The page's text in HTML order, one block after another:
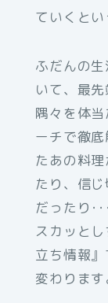
ていくとい
ふだんの
いて、最
隅々を体
ーチで徹
たあの料
たり、信
だったり･
スカッと
立ち情報
変わります